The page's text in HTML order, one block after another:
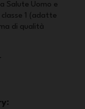
Salute Uomo e
1 (adatte
di qualità